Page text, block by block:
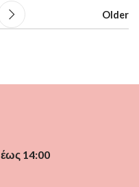
Older
14:00